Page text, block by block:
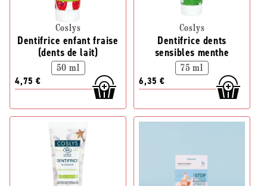
Coslys
Dentifrice enfant fraise
(dents de lait)
50 ml
4,75 €
Coslys
Dentifrice dents
sensibles menthe
75 ml
6,35 €